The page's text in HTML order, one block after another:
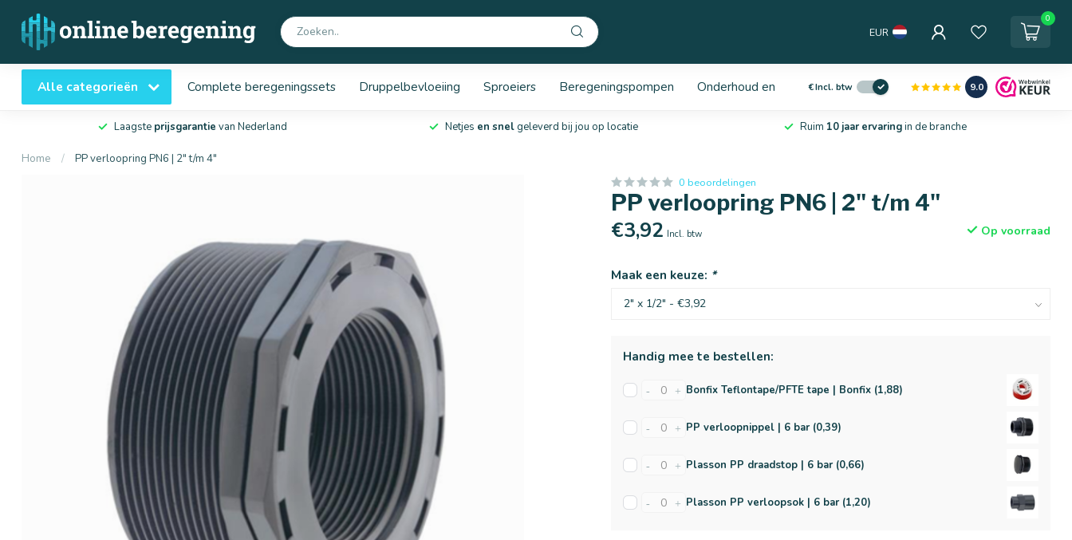
EUR
0
Alle categorieën Complete beregeningssets Druppelbevloeiing Sproeiers Beregeningspompen Onderhoud en service
€Incl. btw 9.0
Laagste prijsgarantie van Nederland Netjes en snelgeleverd bij jou op locatie Ruim 10 jaar ervaringin de branche
Home / PP verloopring PN6 | 2" t/m 4"
0 beoordelingen
PP verloopring PN6 | 2" t/m 4"
€3,92 Incl. btw Op voorraad
Maak een keuze: *
Handig mee te bestellen:
- + Bonfix Teflontape/PFTE tape | Bonfix (1,88)
- + PP verloopnippel | 6 bar (0,39)
- + Plasson PP draadstop | 6 bar (0,66)
- + Plasson PP verloopsok | 6 bar (1,20)